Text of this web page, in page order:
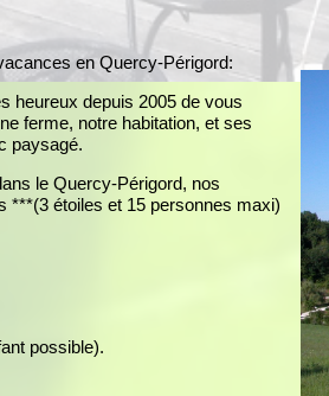
en Quercy-Périgord:
heureux depuis 2005 de vous
ferme, notre habitation, et ses
paysagé.
le Quercy-Périgord, nos
***(3 étoiles et 15 personnes maxi)
possible).